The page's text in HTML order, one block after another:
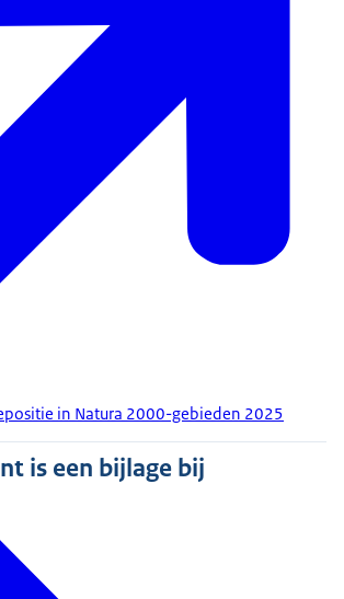
in Natura 2000-gebieden 2025
is een bijlage bij